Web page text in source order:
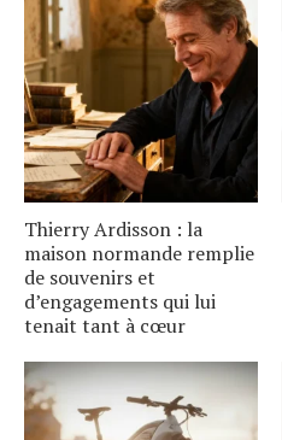
Thierry Ardisson : la
maison normande remplie
de souvenirs et
d’engagements qui lui
tenait tant à cœur